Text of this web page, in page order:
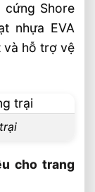
Shore
nhựa EVA
và hỗ trợ vệ
cho trang